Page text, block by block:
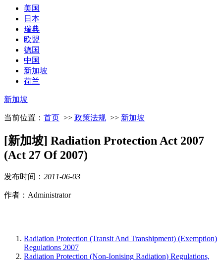
美国
日本
瑞典
欧盟
德国
中国
新加坡
荷兰
新加坡
当前位置： 首页 >> 政策法规 >> 新加坡
[新加坡] Radiation Protection Act 2007
(Act 27 Of 2007)
发布时间： 2011-06-03
作者：Administrator
Radiation Protection (Transit And Transhipment) (Exemption)
Regulations 2007
Radiation Protection (Non-Ionising Radiation) Regulations,